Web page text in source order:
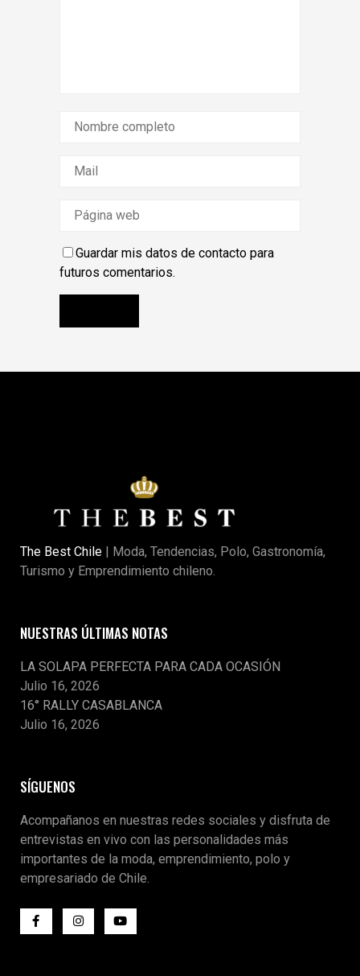
Guardar mis datos de contacto para
futuros comentarios.
The Best Chile | Moda, Tendencias, Polo, Gastronomía,
Turismo y Emprendimiento chileno.
NUESTRAS ÚLTIMAS NOTAS
LA SOLAPA PERFECTA PARA CADA OCASIÓN
Julio 16, 2026
16° RALLY CASABLANCA
Julio 16, 2026
SÍGUENOS
Acompañanos en nuestras redes sociales y disfruta de
entrevistas en vivo con las personalidades más
importantes de la moda, emprendimiento, polo y
empresariado de Chile.